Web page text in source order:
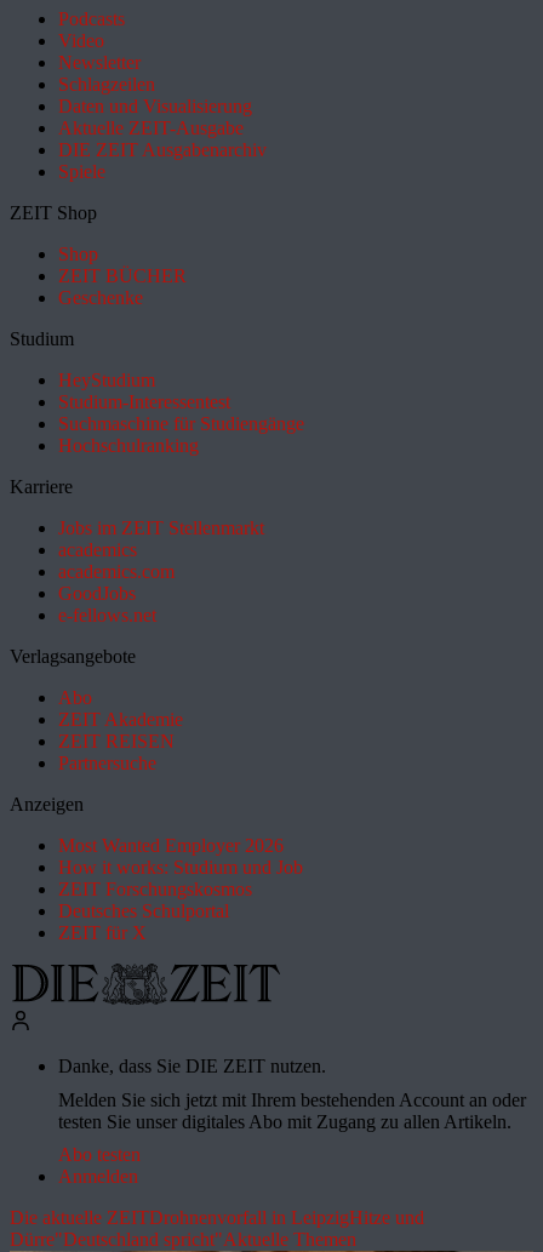
Podcasts
Video
Newsletter
Schlagzeilen
Daten und Visualisierung
Aktuelle ZEIT-Ausgabe
DIE ZEIT Ausgabenarchiv
Spiele
ZEIT Shop
Shop
ZEIT BÜCHER
Geschenke
Studium
HeyStudium
Studium-Interessentest
Suchmaschine für Studiengänge
Hochschulranking
Karriere
Jobs im ZEIT Stellenmarkt
academics
academics.com
GoodJobs
e-fellows.net
Verlagsangebote
Abo
ZEIT Akademie
ZEIT REISEN
Partnersuche
Anzeigen
Most Wanted Employer 2026
How it works: Studium und Job
ZEIT Forschungskosmos
Deutsches Schulportal
ZEIT für X
Danke, dass Sie DIE ZEIT nutzen.
Melden Sie sich jetzt mit Ihrem bestehenden Account an oder
testen Sie unser digitales Abo mit Zugang zu allen Artikeln.
Abo testen
Anmelden
Die aktuelle ZEITDrohnenvorfall in LeipzigHitze und
Dürre"Deutschland spricht"Aktuelle Themen